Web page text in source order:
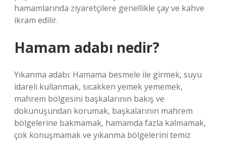
hamamlarında ziyaretçilere genellikle çay ve kahve
ikram edilir.
Hamam adabı nedir?
Yıkanma adabı: Hamama besmele ile girmek, suyu
idareli kullanmak, sıcakken yemek yememek,
mahrem bölgesini başkalarının bakış ve
dokunuşundan korumak, başkalarının mahrem
bölgelerine bakmamak, hamamda fazla kalmamak,
çok konuşmamak ve yıkanma bölgelerini temiz